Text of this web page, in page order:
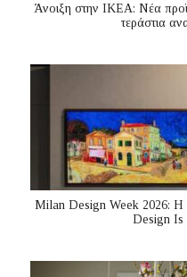
Άνοιξη στην ΙΚΕΑ: Νέα
τεράστια
Milan Design Week 2026: Η
Design Is